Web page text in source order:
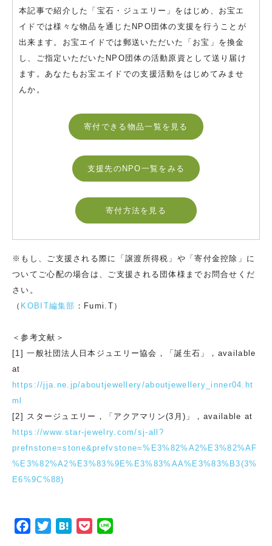
本記事で紹介した「宝石・ジュエリー」をはじめ、お宝エ
イドでは様々な物品を通じたNPO団体の支援を行うことが
出来ます。お宝エイドでは郵送いただいた「お宝」を換金
し、ご指定いただいたNPO団体の活動原資として送り届け
ます。あなたもお宝エイドでの支援活動をはじめてみませ
んか。
寄付できる物品一覧を見る
支援先のNPO一覧をみる
寄付方法を見る
※もし、ご支援される際に「譲渡所得税」や「寄付金控除」に
ついてご心配の場合は、ご支援される団体様までお問合せくだ
さい。
（ KOBIT編集部 ：Fumi.T）
＜参考文献＞
[1] 一般社団法人日本ジュエリー協会，「誕生石」，available
at
https://jja.ne.jp/aboutjewellery/aboutjewellery_inner04.ht
ml
[2] スタージュエリー，「アクアマリン(3月)」，available at
https://www.star-jewelry.com/sj-all?
prefnstone=stone&prefvstone=%E3%82%A2%E3%82%AF
%E3%82%A2%E3%83%9E%E3%83%AA%E3%83%B3(3%
E6%9C%88)